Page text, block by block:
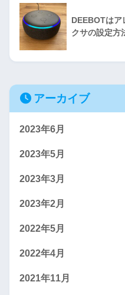
DEEBOTはア
クサの設定方
アーカイブ
2023年6月
2023年5月
2023年3月
2023年2月
2022年5月
2022年4月
2021年11月